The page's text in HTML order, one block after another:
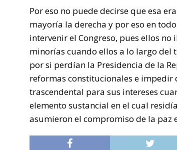
Por eso no puede decirse que esa
mayoría la derecha y por eso en
intervenir el Congreso, pues ellos
minorías cuando ellos a lo largo del
por si perdían la Presidencia de la
reformas constitucionales e
trascendental para sus intereses
elemento sustancial en el cual
asumieron el compromiso de la paz